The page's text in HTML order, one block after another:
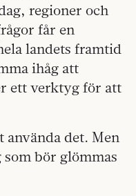
regioner och
får en
landets framtid
ihåg att
ett verktyg för att
det. Men
bör glömmas